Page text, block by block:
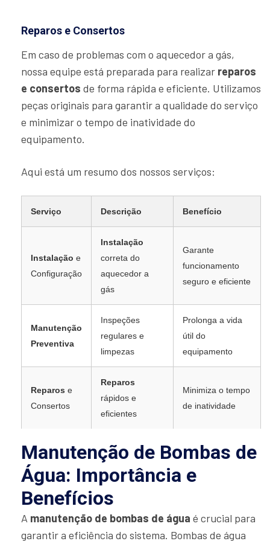
Reparos e Consertos
Em caso de problemas com o aquecedor a gás,
nossa equipe está preparada para realizar reparos
e consertos de forma rápida e eficiente. Utilizamos
peças originais para garantir a qualidade do serviço
e minimizar o tempo de inatividade do
equipamento.
Aqui está um resumo dos nossos serviços:
Serviço Descrição Benefício
Instalação e
Configuração
Instalação
correta do
aquecedor a
gás
Garante
funcionamento
seguro e eficiente
Manutenção
Preventiva
Inspeções
regulares e
limpezas
Prolonga a vida
útil do
equipamento
Reparos e
Consertos
Reparos
rápidos e
eficientes
Minimiza o tempo
de inatividade
Manutenção de Bombas de
Água: Importância e
Benefícios
A manutenção de bombas de água é crucial para
garantir a eficiência do sistema. Bombas de água